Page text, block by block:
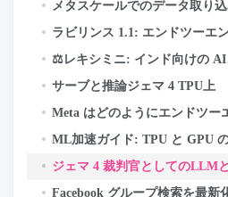
メタスケールでのデータ取り込みシステム
ラビリンス 1.1: エンドツーエンドの暗号化バックアップの信頼性を
⚖️レキシミニ: インド向けの AI 法務アシスタントをどのように構築したか — ゼ
サーブと推論ジェマ 4 TPU上
Meta はどのようにエンドツーエンドの暗号化バックアップを強化し
ML加速ガイド: TPU と GPU
ジェマ 4 裁判官としてのLLMとして: Cloud TPU v5e での責任あるバ
Facebook グループ検索を最新化し、コミュニティの知識の力を